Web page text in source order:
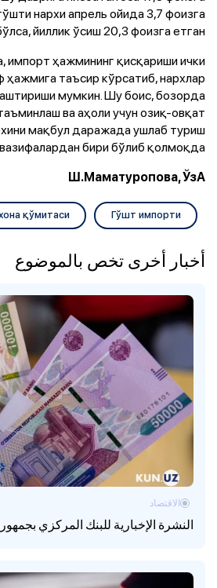
нархи апрель ойида 3,7 фоизга
йиллик ўсиш 20,3 фоизга етган.
импорт ҳажмининг қисқариши ички
ҳажмига таъсир кўрсатиб, нархлар
мумкин. Шу боис, бозорда
ва аҳоли учун озиқ-овқат
мақбул даражада ушлаб туриш
бири бўлиб қолмоқда.
Ш.Маматуропова, ЎзА
Гўшт импорти
қўмитаси
أخبار أخرى تخص بالموضوع
النشرة الإخبارية للبنك المركزي
الاقتصاد